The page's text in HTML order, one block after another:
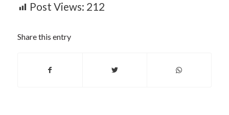
Post Views: 212
Share this entry